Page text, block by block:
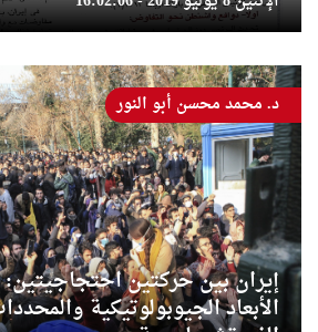
إيران بين حركتين
الأبعاد الجيوبولوتيكية
د. محمد محسن أبو النور